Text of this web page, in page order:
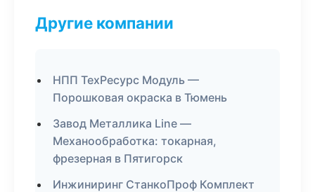
Другие компании
НПП ТехРесурс Модуль —
Порошковая окраска в Тюмень
Завод Металлика Line —
Механообработка: токарная,
фрезерная в Пятигорск
Инжиниринг СтанкоПроф Комплект